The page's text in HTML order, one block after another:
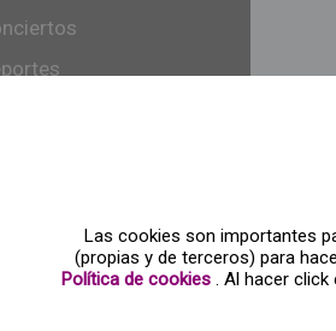
Las cookies son importantes
(propias y de terceros) para
Política de cookies. Al hacer click